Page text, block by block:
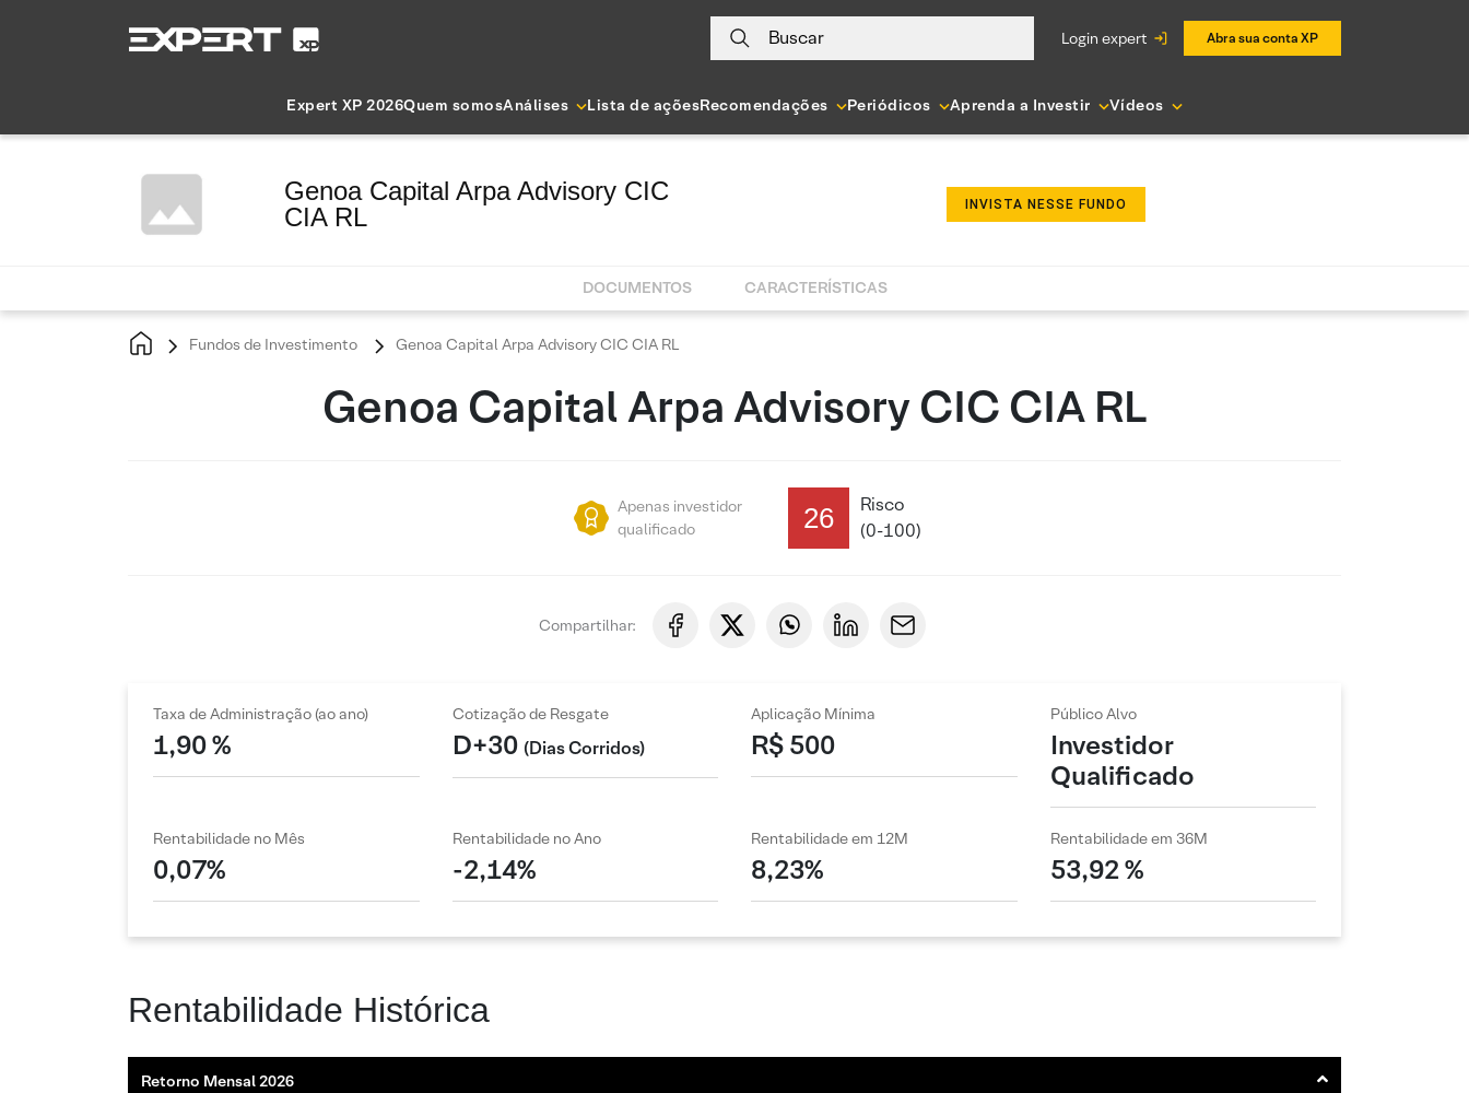
Buscar login expert Abra sua conta XP
Expert XP 2026Quem somosAnálises Lista de açõesRecomendações Periódicos Aprenda a Investir Vídeos
Genoa Capital Arpa Advisory CIC
CIA RL
INVISTA NESSE FUNDO
DOCUMENTOS CARACTERÍSTICAS
Fundos de Investimento Genoa Capital Arpa Advisory CIC CIA RL
Genoa Capital Arpa Advisory CIC CIA RL
Apenas investidor
qualificado
26
Risco
(0-100)
Compartilhar:
Taxa de Administração (ao ano)
1,90 %
Cotização de Resgate
D+30 (Dias Corridos)
Aplicação Mínima
R$ 500
Público Alvo
Investidor
Qualificado
Rentabilidade no Mês
0,07%
Rentabilidade no Ano
-2,14%
Rentabilidade em 12M
8,23%
Rentabilidade em 36M
53,92 %
Rentabilidade Histórica
Retorno Mensal 2026